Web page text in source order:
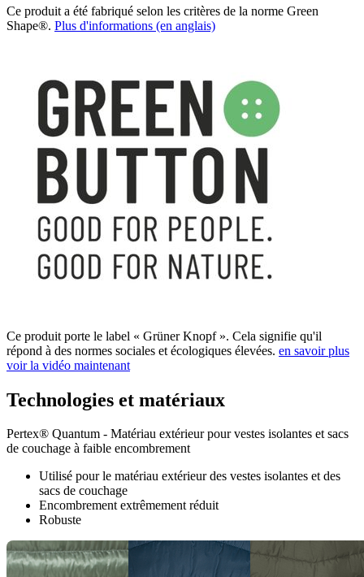
Ce produit a été fabriqué selon les critères de la norme Green
Shape®. Plus d'informations (en anglais)
Ce produit porte le label « Grüner Knopf ». Cela signifie qu'il
répond à des normes sociales et écologiques élevées. en savoir plus
voir la vidéo maintenant
Technologies et matériaux
Pertex® Quantum - Matériau extérieur pour vestes isolantes et sacs
de couchage à faible encombrement
Utilisé pour le matériau extérieur des vestes isolantes et des
sacs de couchage
Encombrement extrêmement réduit
Robuste